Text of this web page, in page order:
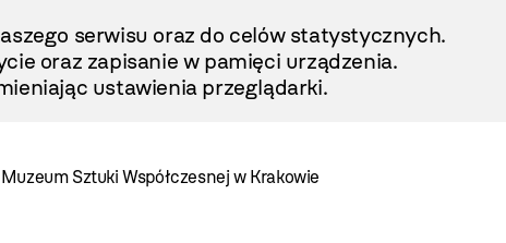
serwisu oraz do celów statystycznych.
oraz zapisanie w pamięci urządzenia.
ustawienia przeglądarki.
Muzeum Sztuki Współczesnej w Krakowie